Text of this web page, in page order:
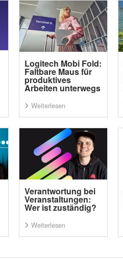
Logitech Mobi Fold:
Faltbare Maus für
produktives
Arbeiten unterwegs
Weiterlesen
Verantwortung bei
Veranstaltungen:
Wer ist zuständig?
Weiterlesen